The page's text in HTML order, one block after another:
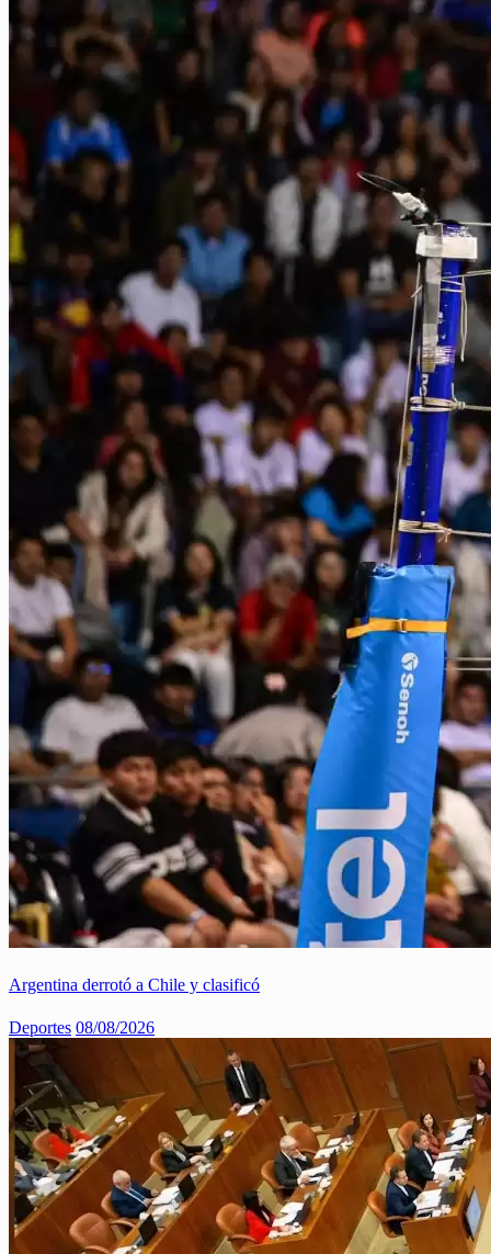
Argentina derrotó a Chile y clasificó
Deportes 08/08/2026